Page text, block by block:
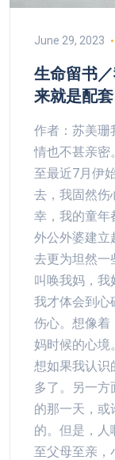
June 29, 2023
生命留书
来就是配套
作者：苏美珊
情也不甚亲密
至最近7月伊
去，我固然伤
幸，我的童年
外公外婆建立
去更为坦然一
叫唤我妈，我
我才体会到心
伤心。想像着
妈时候的心境
想如果我认识
多了。另一方
的那一天，或
的。但是，人
至父母至亲，